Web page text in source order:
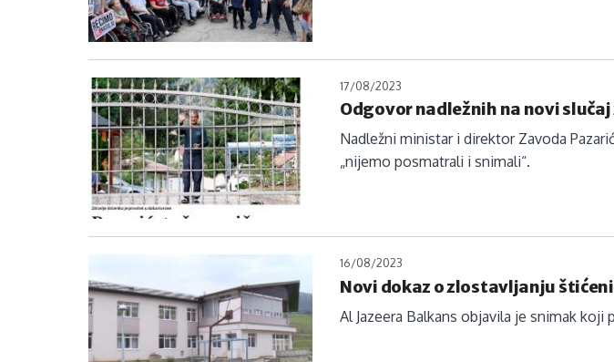
17/08/2023
Odgovor nadležnih na novi
Nadležni ministar i direktor Zavoda
„nijemo posmatrali i snimali“.
16/08/2023
Novi dokaz o zlostavljanju
Al Jazeera Balkans objavila je snimak koji